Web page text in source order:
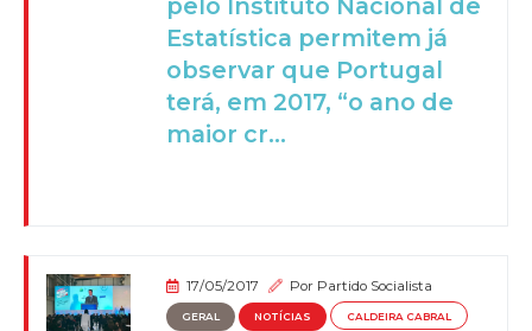
Estatística permitem já
observar que Portugal
terá, em 2017, “o ano de
maior cr...
17/05/2017 Por Partido Socialista
GERAL NOTÍCIAS CALDEIRA CABRAL